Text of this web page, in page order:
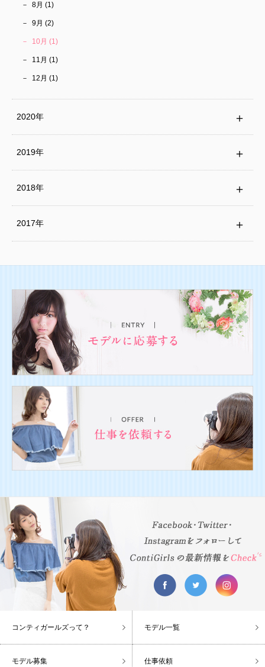
8月 (1)
9月 (2)
10月 (1)
11月 (1)
12月 (1)
2020年
2019年
2018年
2017年
コンティガールズって？ モデル一覧
モデル募集 仕事依頼